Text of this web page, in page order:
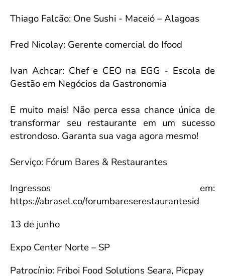
Thiago Falcão: One Sushi - Maceió – Alagoas
Fred Nicolay: Gerente comercial do Ifood
Ivan Achcar: Chef e CEO na EGG - Escola de
Gestão em Negócios da Gastronomia
E muito mais! Não perca essa chance única de
transformar seu restaurante em um sucesso
estrondoso. Garanta sua vaga agora mesmo!
Serviço: Fórum Bares & Restaurantes
Ingressos em:
https://abrasel.co/forumbareserestaurantesid
13 de junho
Expo Center Norte – SP
Patrocínio: Friboi Food Solutions Seara, Picpay